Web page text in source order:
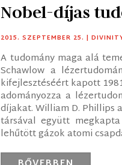
Nobel-díjas
2015. SZEPTEMBER 25. |
A tudomány maga alá
Schawlow a
kifejlesztéséért kapott
adományozza a
díjakat. William D. Phillips
társával együtt
lehűtött gázok atomi